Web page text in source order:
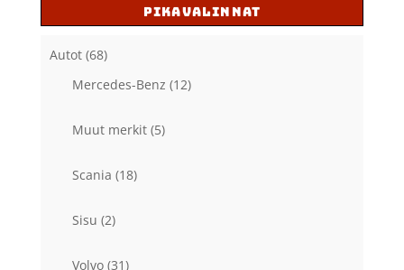
PIKAVALINNAT
Autot (68)
Mercedes-Benz (12)
Muut merkit (5)
Scania (18)
Sisu (2)
Volvo (31)